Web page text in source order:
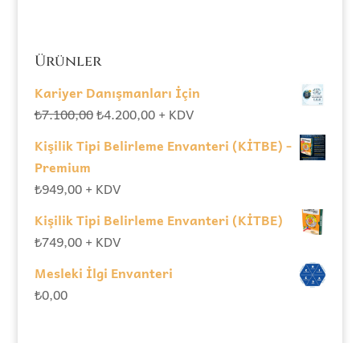
Ürünler
Kariyer Danışmanları İçin
₺7.100,00Orijinal
₺7.100,00.
₺4.200,00Şu
fiyat:
+ KDV
Kişilik Tipi Belirleme Envanteri (KİTBE) -
Premium
₺949,00 + KDV
Kişilik Tipi Belirleme Envanteri (KİTBE)
₺749,00 + KDV
Mesleki İlgi Envanteri
₺0,00